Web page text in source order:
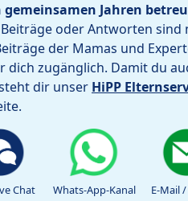
gemeinsamen Jahren
oder Antworten
der Mamas und
dich zugänglich. Damit du
dir unser HiPP
Chat Whats-App-Kanal E-Mail